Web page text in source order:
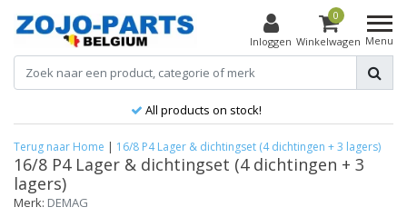
Inloggen
0
Winkelwagen Menu
All products on stock!
Terug naar Home | 16/8 P4 Lager & dichtingset (4 dichtingen + 3 lagers)
16/8 P4 Lager & dichtingset (4 dichtingen + 3
lagers)
Merk: DEMAG